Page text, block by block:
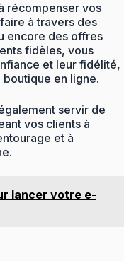
récompenser vos
à travers des
encore des offres
fidèles, vous
et leur fidélité,
en ligne.
servir de
vos clients à
et à
lancer votre e-